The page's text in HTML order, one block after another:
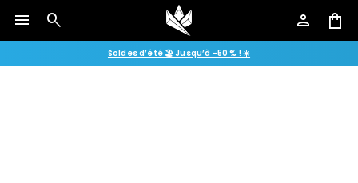
menu search person shopping_bag
Soldes d’été 🏖️ Jusqu’à -50 % ! ☀️